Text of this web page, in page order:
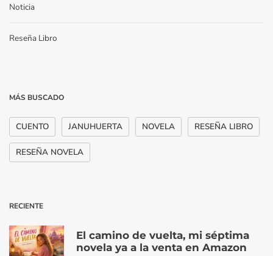
Noticia
Reseña Libro
MÁS BUSCADO
CUENTO JANUHUERTA NOVELA RESEÑA LIBRO
RESEÑA NOVELA
RECIENTE
El camino de vuelta, mi séptima
novela ya a la venta en Amazon